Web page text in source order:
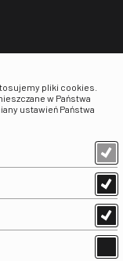
pliki cookies.
w Państwa
ustawień Państwa